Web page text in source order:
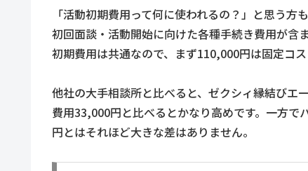
「活動初期費用って何に使われるの？」と思う
初回面談・活動開始に向けた各種手続き費用が含
初期費用は共通なので、まず110,000円は固定コ
他社の大手相談所と比べると、ゼクシィ縁結びエ
費用33,000円と比べるとかなり高めです。一方
円とはそれほど大きな差はありません。